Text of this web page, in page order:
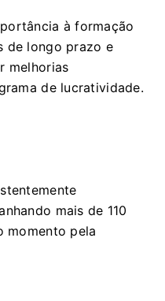
à formação
de longo prazo e
melhorias
de lucratividade.
mais de 110
momento pela